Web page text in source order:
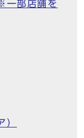
一部店舗を
）